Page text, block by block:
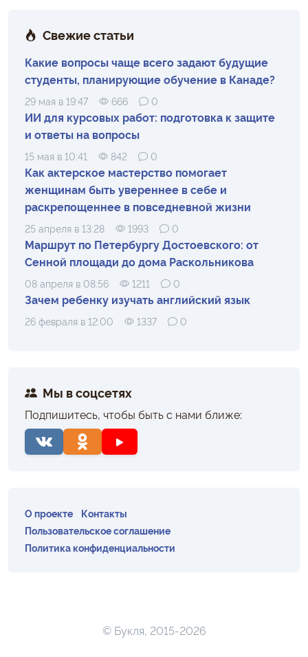
Свежие статьи
Какие вопросы чаще всего задают будущие
студенты, планирующие обучение в Канаде?
29 мая в 19:47 666 0
ИИ для курсовых работ: подготовка к защите
и ответы на вопросы
15 мая в 10:41 842 0
Как актерское мастерство помогает
женщинам быть увереннее в себе и
раскрепощеннее в повседневной жизни
25 апреля в 13:28 1993 0
Маршрут по Петербургу Достоевского: от
Сенной площади до дома Раскольникова
08 апреля в 08:56 1211 0
Зачем ребенку изучать английский язык
26 февраля в 12:00 1337 0
Мы в соцсетях
Подпишитесь, чтобы быть с нами ближе:
О проекте
Контакты
Пользовательское соглашение
Политика конфиденциальности
© Букля, 2015-2026